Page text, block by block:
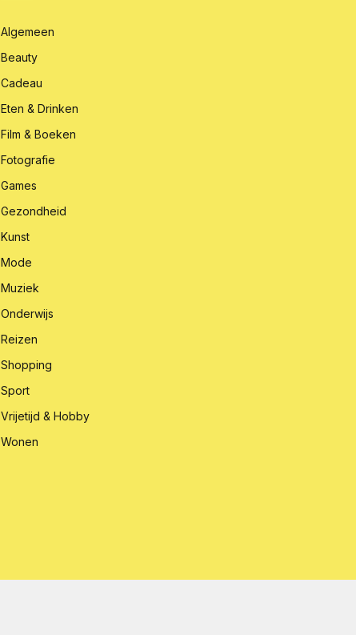
Algemeen
Beauty
Cadeau
Eten & Drinken
Film & Boeken
Fotografie
Games
Gezondheid
Kunst
Mode
Muziek
Onderwijs
Reizen
Shopping
Sport
Vrijetijd & Hobby
Wonen